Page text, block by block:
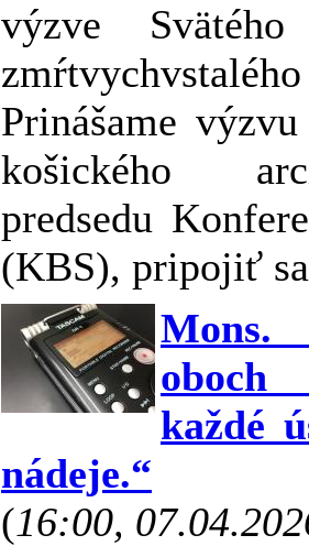
výzve
Prinášame
košického
predsedu
(KBS), pripojiť
Mons.
oboch
každé
nádeje.“
(16:00,